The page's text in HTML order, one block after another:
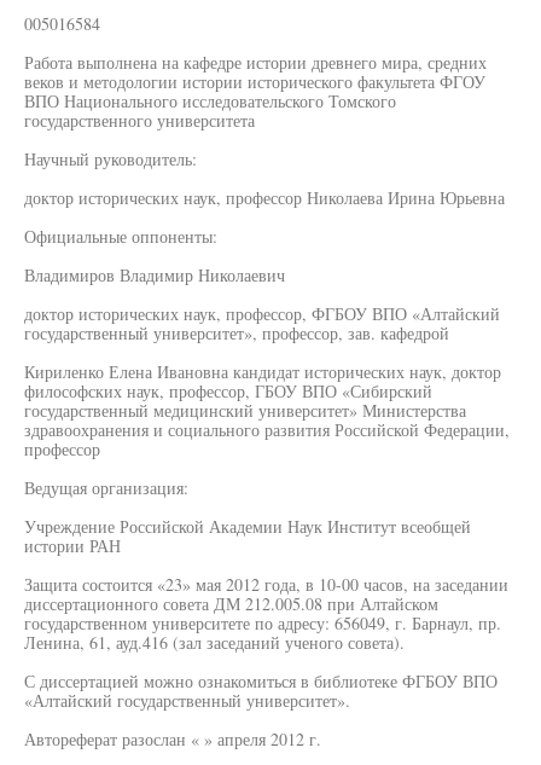
005016584
Работа выполнена на кафедре истории древнего мира, средних
веков и методологии истории исторического факультета ФГОУ
ВПО Национального исследовательского Томского
государственного университета
Научный руководитель:
доктор исторических наук, профессор Николаева Ирина Юрьевна
Официальные оппоненты:
Владимиров Владимир Николаевич
доктор исторических наук, профессор, ФГБОУ ВПО «Алтайский
государственный университет», профессор, зав. кафедрой
Кириленко Елена Ивановна кандидат исторических наук, доктор
философских наук, профессор, ГБОУ ВПО «Сибирский
государственный медицинский университет» Министерства
здравоохранения и социального развития Российской Федерации,
профессор
Ведущая организация:
Учреждение Российской Академии Наук Институт всеобщей
истории РАН
Защита состоится «23» мая 2012 года, в 10-00 часов, на заседании
диссертационного совета ДМ 212.005.08 при Алтайском
государственном университете по адресу: 656049, г. Барнаул, пр.
Ленина, 61, ауд.416 (зал заседаний ученого совета).
С диссертацией можно ознакомиться в библиотеке ФГБОУ ВПО
«Алтайский государственный университет».
Автореферат разослан « » апреля 2012 г.